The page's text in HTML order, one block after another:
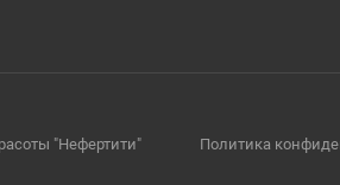
"Нефертити" Политика